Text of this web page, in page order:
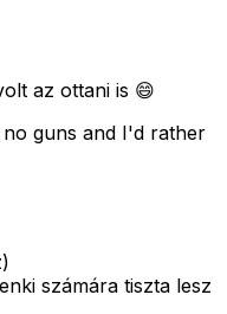
az ottani is 😄
guns and I'd rather
számára tiszta lesz